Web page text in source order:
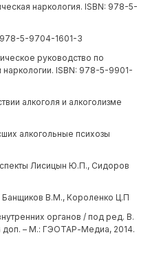
наркология. ISBN: 978-5-
978-5-9704-1601-3
руководство по
ISBN: 978-5-9901-
алкоголя и алкоголизме
алкогольные психозы
Лисицын Ю.П., Сидоров
Банщиков В.М., Короленко Ц.П
органов / под ред. В.
доп. – М.: ГЭОТАР-Медиа, 2014.